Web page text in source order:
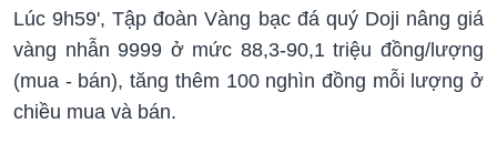
Lúc 9h59', Tập đoàn Vàng bạc đá quý Doji nâng giá
vàng nhẫn 9999 ở mức 88,3-90,1 triệu đồng/lượng
(mua - bán), tăng thêm 100 nghìn đồng mỗi lượng ở
chiều mua và bán.